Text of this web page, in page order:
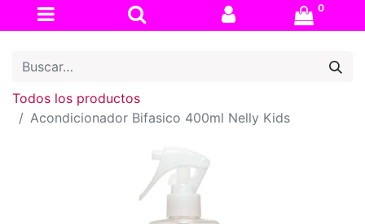
0
Todos los productos
Acondicionador Bifasico 400ml Nelly Kids